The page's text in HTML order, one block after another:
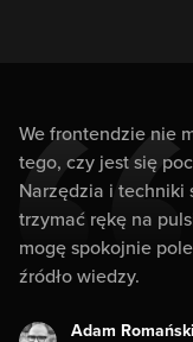
We frontendzie nie
tego, czy jest się
Narzędzia i techniki
trzymać rękę na
mogę spokojnie
źródło wiedzy.
Adam Romański